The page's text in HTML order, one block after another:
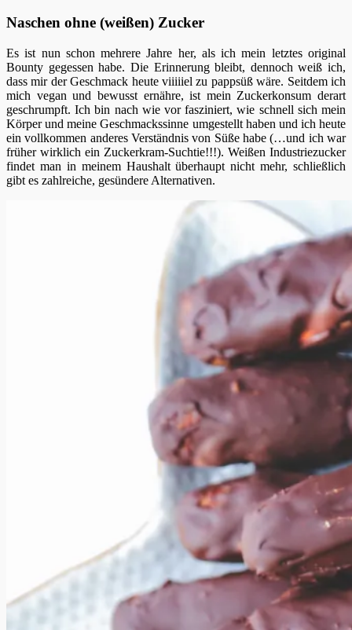
Naschen ohne (weißen) Zucker
Es ist nun schon mehrere Jahre her, als ich mein letztes original
Bounty gegessen habe. Die Erinnerung bleibt, dennoch weiß ich,
dass mir der Geschmack heute viiiiiel zu pappsüß wäre. Seitdem ich
mich vegan und bewusst ernähre, ist mein Zuckerkonsum derart
geschrumpft. Ich bin nach wie vor fasziniert, wie schnell sich mein
Körper und meine Geschmackssinne umgestellt haben und ich heute
ein vollkommen anderes Verständnis von Süße habe (…und ich war
früher wirklich ein Zuckerkram-Suchtie!!!). Weißen Industriezucker
findet man in meinem Haushalt überhaupt nicht mehr, schließlich
gibt es zahlreiche, gesündere Alternativen.